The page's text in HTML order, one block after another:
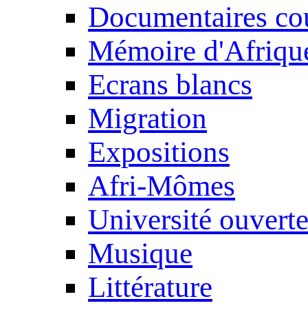
Documentaires
Mémoire
Ecrans blancs
Migration
Expositions
Afri-Mômes
Université ouverte
Musique
Littérature